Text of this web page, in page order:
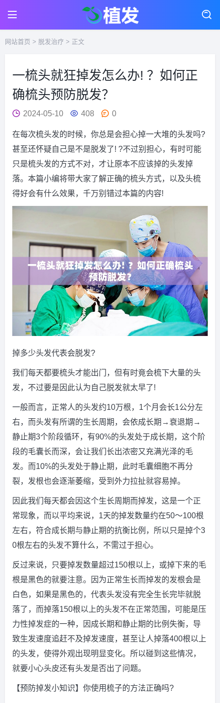
网站首页 > 脱发治疗 > 正文
一梳头就狂掉发怎么办! ？如何正
确梳头预防脱发？
2024-05-10 408 0
在每次梳头发的时候，你总是会担心掉一大堆的头发吗?
甚至还怀疑自己是不是脱发了! ?不过别担心，有时可能
只是梳头发的方式不对，才让原本不应该掉的头发掉
落。本篇小编将带大家了解正确的梳头方式，以及头梳
得好会有什么效果，千万别错过本篇的内容!
掉多少头发代表会脱发?
我们每天都要梳头才能出门，但有时竟会梳下大量的头
发，不过要是因此认为自己脱发就太早了!
一般而言，正常人的头发约10万根，1个月会长1公分左
右，而头发有所谓的生长周期，会依成长期→衰退期→
静止期3个阶段循环，有90%的头发处于成长期，这个阶
段的毛囊长而深，会让我们长出浓密又充满光泽的毛
发。而10%的头发处于静止期，此时毛囊细胞不再分
裂，发根也会逐渐萎缩，受到外力拉扯就容易掉。
因此我们每天都会因这个生长周期而掉发，这是一个正
常现象，而以平均来说，1天的掉发数量约在50～100根
左右，符合成长期与静止期的抗衡比例，所以只是掉个3
0根左右的头发不算什么，不需过于担心。
反过来说，只要掉发数量超过150根以上，或掉下来的毛
根是黑色的就要注意。因为正常生长而掉发的发根会是
白色，如果是黑色的，代表头发没有完全生长完毕就脱
落了，而掉落150根以上的头发不在正常范围，可能是压
力性掉发症的一种，因成长期和静止期的比例失衡，导
致生发速度追赶不及掉发速度，甚至让人掉落400根以上
的头发，使得外观出现明显变化。所以碰到这些情况，
就要小心头皮还有头发是否出了问题。
【预防掉发小知识】你使用梳子的方法正确吗?